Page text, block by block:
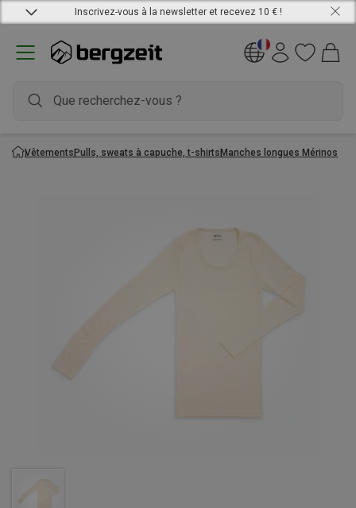
Inscrivez-vous à la newsletter et recevez 10 € !
VêtementsPulls, sweats à capuche, t-shirtsManches longues Mérinos